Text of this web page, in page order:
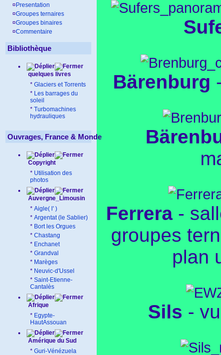
¤ Presentation
¤Groupes ternaires
¤Groupes binaires
¤Commentaire
Bibliothèque
quelques livres
* Glaciers et Torrents
* Les barrages du
soleil
* Turbomachines
hydrauliques
Ouvrages, France & Monde
Copyright
* Utilisation des
photos
Auvergne_Limousin
* Aigle( l' )
* Argentat (le Sablier)
* Bort les Orgues
* Chastang
* Enchanet
* Grandval
* Marèges
* Neuvic-d'Ussel
* Saint-Etienne-
Cantalès
Afrique
* Egypte-
HautAssouan
Amérique du Sud
* Guri-Vénézuela
Bärenburg
Ferrera-
groupes
plan
Sils -